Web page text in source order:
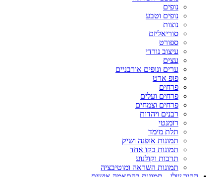
נופים
נופים וטבע
נוצות
סוריאליזם
ספורט
עיצוב נורדי
עצים
ערים ונופים אורבניים
פופ ארט
פרחים
פרחים ועלים
פרחים וצמחים
רבנים ויהדות
רומנטי
תלת מימד
תמונות אופנה ושיק
תמונות בקו אחד
תרבות וקולנוע
תמונות השראה ומוטיבציה